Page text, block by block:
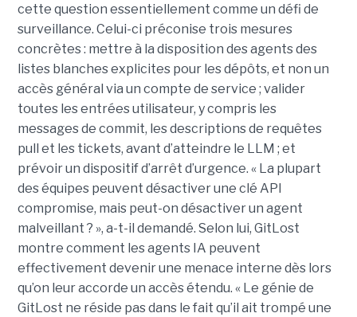
cette question essentiellement comme un défi de
surveillance. Celui-ci préconise trois mesures
concrètes : mettre à la disposition des agents des
listes blanches explicites pour les dépôts, et non un
accès général via un compte de service ; valider
toutes les entrées utilisateur, y compris les
messages de commit, les descriptions de requêtes
pull et les tickets, avant d’atteindre le LLM ; et
prévoir un dispositif d’arrêt d’urgence. « La plupart
des équipes peuvent désactiver une clé API
compromise, mais peut-on désactiver un agent
malveillant ? », a-t-il demandé. Selon lui, GitLost
montre comment les agents IA peuvent
effectivement devenir une menace interne dès lors
qu’on leur accorde un accès étendu. « Le génie de
GitLost ne réside pas dans le fait qu’il ait trompé une